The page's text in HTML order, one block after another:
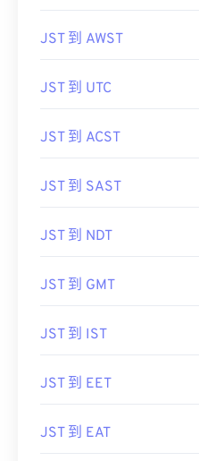
JST 到 AWST
JST 到 UTC
JST 到 ACST
JST 到 SAST
JST 到 NDT
JST 到 GMT
JST 到 IST
JST 到 EET
JST 到 EAT